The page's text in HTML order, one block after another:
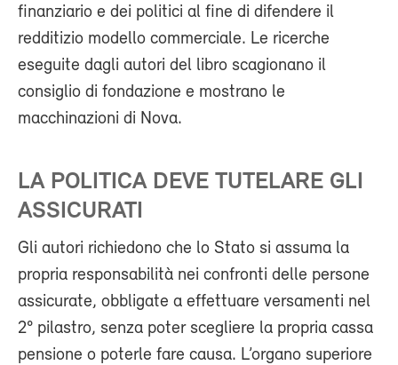
finanziario e dei politici al fine di difendere il
redditizio modello commerciale. Le ricerche
eseguite dagli autori del libro scagionano il
consiglio di fondazione e mostrano le
macchinazioni di Nova.
LA POLITICA DEVE TUTELARE GLI
ASSICURATI
Gli autori richiedono che lo Stato si assuma la
propria responsabilità nei confronti delle persone
assicurate, obbligate a effettuare versamenti nel
2° pilastro, senza poter scegliere la propria cassa
pensione o poterle fare causa. L’organo superiore